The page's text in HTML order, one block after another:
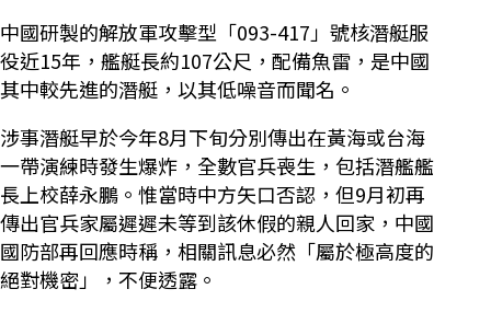
中國研製的解放軍攻擊型「093-417」號核潛艇服
役近15年，艦艇長約107公尺，配備魚雷，是中國
其中較先進的潛艇，以其低噪音而聞名。
涉事潛艇早於今年8月下旬分別傳出在黃海或台海
一帶演練時發生爆炸，全數官兵喪生，包括潛艦艦
長上校薛永鵬。惟當時中方矢口否認，但9月初再
傳出官兵家屬遲遲未等到該休假的親人回家，中國
國防部再回應時稱，相關訊息必然「屬於極高度的
絕對機密」，不便透露。